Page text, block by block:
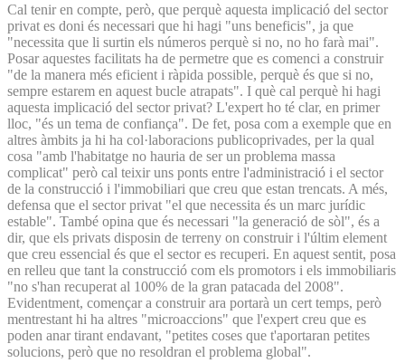
Cal tenir en compte, però, que perquè aquesta implicació del sector
privat es doni és necessari que hi hagi "uns beneficis", ja que
"necessita que li surtin els números perquè si no, no ho farà mai".
Posar aquestes facilitats ha de permetre que es comenci a construir
"de la manera més eficient i ràpida possible, perquè és que si no,
sempre estarem en aquest bucle atrapats". I què cal perquè hi hagi
aquesta implicació del sector privat? L'expert ho té clar, en primer
lloc, "és un tema de confiança". De fet, posa com a exemple que en
altres àmbits ja hi ha col·laboracions publicoprivades, per la qual
cosa "amb l'habitatge no hauria de ser un problema massa
complicat" però cal teixir uns ponts entre l'administració i el sector
de la construcció i l'immobiliari que creu que estan trencats. A més,
defensa que el sector privat "el que necessita és un marc jurídic
estable". També opina que és necessari "la generació de sòl", és a
dir, que els privats disposin de terreny on construir i l'últim element
que creu essencial és que el sector es recuperi. En aquest sentit, posa
en relleu que tant la construcció com els promotors i els immobiliaris
"no s'han recuperat al 100% de la gran patacada del 2008".
Evidentment, començar a construir ara portarà un cert temps, però
mentrestant hi ha altres "microaccions" que l'expert creu que es
poden anar tirant endavant, "petites coses que t'aportaran petites
solucions, però que no resoldran el problema global".